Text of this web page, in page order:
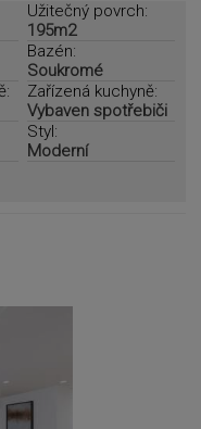
Užitečný povrch:
195m2
Bazén:
Soukromé
Zařízená kuchyně:
Vybaven spotřebiči
Styl:
Moderní